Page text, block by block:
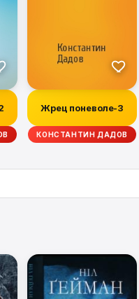
Жрец поневоле-3
КОНСТАНТИН ДАДОВ